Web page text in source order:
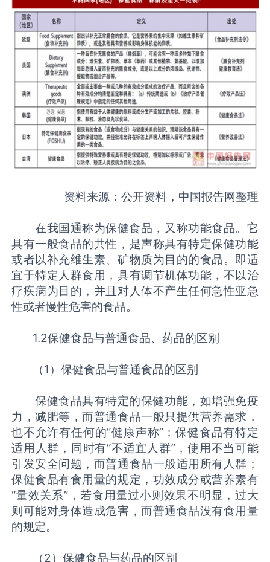
资料来源：公开资料，中国报告网整理
在我国通称为保健食品，又称功能食品。它
具有一般食品的共性，是声称具有特定保健功能
或者以补充维生素、矿物质为目的的食品。即适
宜于特定人群食用，具有调节机体功能，不以治
疗疾病为目的，并且对人体不产生任何急性亚急
性或者慢性危害的食品。
1.2保健食品与普通食品、药品的区别
（1）保健食品与普通食品的区别
保健食品具有特定的保健功能，如增强免疫
力，减肥等，而普通食品一般只提供营养需求，
也不允许有任何的“健康声称”；保健食品有特定
适用人群，同时有“不适宜人群”，使用不当可能
引发安全问题，而普通食品一般适用所有人群；
保健食品有食用量的规定，功效成分或营养素有
“量效关系”，若食用量过小则效果不明显，过大
则可能对身体造成危害，而普通食品没有食用量
的规定。
（2）保健食品与药品的区别